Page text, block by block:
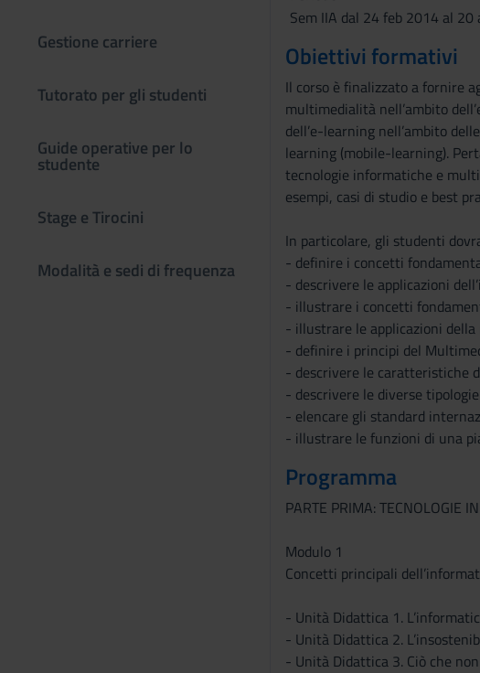
Gestione carriere
Tutorato per gli studenti
Guide operative per lo
studente
Stage e Tirocini
Modalità e sedi di frequenza
Sem IIA dal 24 feb 2014 al 20
Obiettivi formativi
Il corso è finalizzato a fornire
multimedialità nell’ambito
dell’e-learning nell’ambito
learning (mobile-learning).
tecnologie informatiche e
esempi, casi di studio e best
In particolare, gli studenti
- definire i concetti
- descrivere le applicazioni
- illustrare i concetti
- illustrare le applicazioni
- definire i principi del
- descrivere le caratteristiche
- descrivere le diverse
- elencare gli standard
- illustrare le funzioni di una
Programma
PARTE PRIMA: TECNOLOGIE
Modulo 1
Concetti principali
- Unità Didattica 1.
- Unità Didattica 2.
- Unità Didattica 3. Ciò che